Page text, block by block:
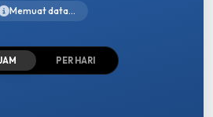
Memuat data...
PER HARI